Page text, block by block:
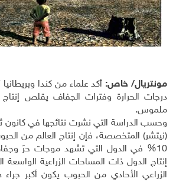
مونتريال/خاص: أكد علماء من كندا
درجات الحرارة وفترات الجفاف يقلص
ملموس.
وحسب الدراسة التي نشرت نتائجها في
10% في الدول التي تشهد موجات حرَ
إنتاج الدول ذات المساحات الزراعية الواسعة
الزراعي الأحادي من الحبوب يكون أكبر